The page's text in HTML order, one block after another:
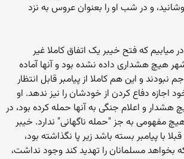
و در شب او را بعنوان عروس به نزد
میابیم که فتح خیبر یک اتفاق کاملا غیر
هیچ هشداری داده نشده بود و آنها آماده
نبودند و این هم کاملا از پیامبر قابل انتظار
اجازه دفاع کردن از خودشان را نیز ندهد. او
هشدار و اعلام جنگی به آنها حمله کرده بود، در
مفهومی به جز "حمله ناگهانی" ندارد. خیبر
با پیامبر بسته باشد زیر پا نگذاشته بود،
بخواهد مسلمانان را تهدید کند وجود نداشت،